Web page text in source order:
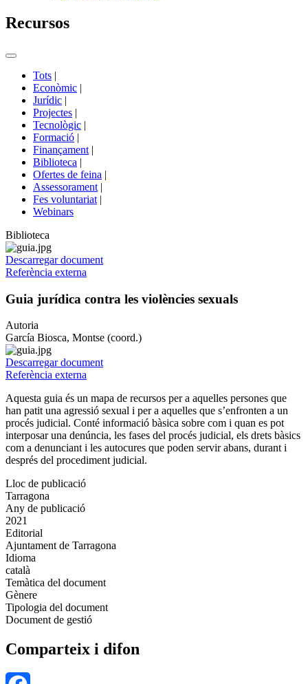
Recursos
Commutador
portals
Tots |
Econòmic |
Jurídic |
Projectes |
Tecnològic |
Formació |
Finançament |
Biblioteca |
Ofertes de feina |
Assessorament |
Fes voluntariat |
Webinars
Biblioteca
Descarregar document
Referència externa
Guia jurídica contra les violències sexuals
Autoria
García Biosca, Montse (coord.)
Descarregar document
Referència externa
Aquesta guia és un mapa de recursos per a aquelles persones que
han patit una agressió sexual i per a aquelles que s’enfronten a un
procés judicial. Conté informació bàsica sobre com i quan es pot
interposar una denúncia, les fases del procés judicial, els drets bàsics
com a denunciant i les autocures que poden servir abans, durant i
després del procediment judicial.
Lloc de publicació
Tarragona
Any de publicació
2021
Editorial
Ajuntament de Tarragona
Idioma
català
Temàtica del document
Gènere
Tipologia del document
Document de gestió
Comparteix i difon